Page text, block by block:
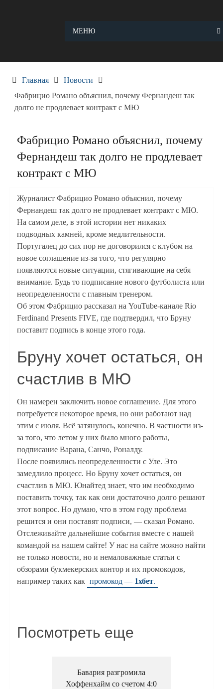
МЕНЮ
Главная
Новости
Фабрицио Романо объяснил, почему Фернандеш так
долго не продлевает контракт с МЮ
Фабрицио Романо объяснил, почему
Фернандеш так долго не продлевает
контракт с МЮ
Журналист Фабрицио Романо объяснил, почему
Фернандеш так долго не продлевает контракт с МЮ.
На самом деле, в этой истории нет никаких
подводных камней, кроме медлительности.
Португалец до сих пор не договорился с клубом на
новое соглашение из-за того, что регулярно
появляются новые ситуации, стягивающие на себя
внимание. Будь то подписание нового футболиста или
неопределенности с главным тренером.
Об этом Фабрицио рассказал на YouTube-канале Rio
Ferdinand Presents FIVE, где подтвердил, что Бруну
поставит подпись в конце этого года.
Бруну хочет остаться, он
счастлив в МЮ
Он намерен заключить новое соглашение. Для этого
потребуется некоторое время, но они работают над
этим с июля. Всё затянулось, конечно. В частности из-
за того, что летом у них было много работы,
подписание Варана, Санчо, Роналду.
После появились неопределенности с Уле. Это
замедлило процесс. Но Бруну хочет остаться, он
счастлив в МЮ. Юнайтед знает, что им необходимо
поставить точку, так как они достаточно долго решают
этот вопрос. Но думаю, что в этом году проблема
решится и они поставят подписи, — сказал Романо.
Отслеживайте дальнейшие события вместе с нашей
командой на нашем сайте! У нас на сайте можно найти
не только новости, но и немаловажные статьи с
обзорами букмекерских контор и их промокодов,
например таких как промокод — 1хбет.
Посмотреть еще
Бавария разгромила
Хоффенхайм со счетом 4:0